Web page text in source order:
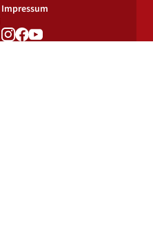
Impressum